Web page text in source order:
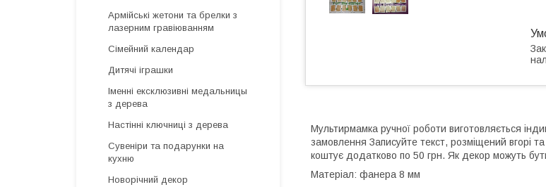
Мультирмамка ручної роботи виготовляється
замовлення Записуйте текст, розміщений вгорі
коштує додатково по 50 грн. Як декор можуть
Матеріал: фанера 8 мм
Армійські жетони та брелки з
лазерним гравіюванням
Сімейний календар
Дитячі іграшки
Іменні ексклюзивні медальницы
з дерева
Настінні ключниці з дерева
Сувеніри та подарунки на
кухню
Новорічний декор